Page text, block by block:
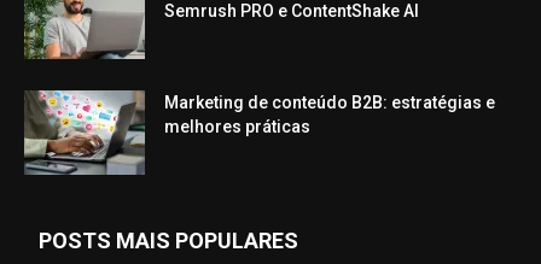
Semrush PRO e ContentShake AI
Marketing de conteúdo B2B: estratégias e
melhores práticas
POSTS MAIS POPULARES